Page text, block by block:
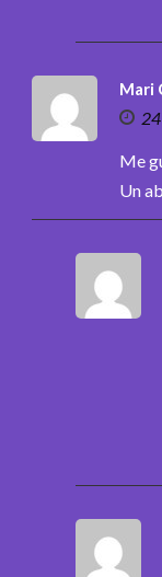
Mari
Me
Un